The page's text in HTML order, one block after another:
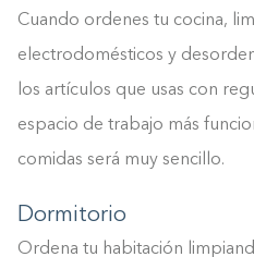
Cuando ordenes tu cocina,
electrodomésticos y
los artículos que usas con
espacio de trabajo más
comidas será muy sencillo.
Dormitorio
Ordena tu habitación